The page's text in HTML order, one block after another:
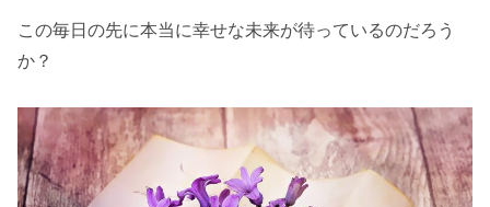
この毎日の先に本当に幸せな未来が待っているのだろう
か？